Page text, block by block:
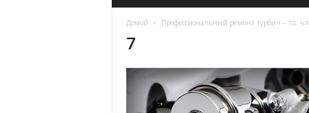
Домой Профессиональный ремонт турбин – то,
7